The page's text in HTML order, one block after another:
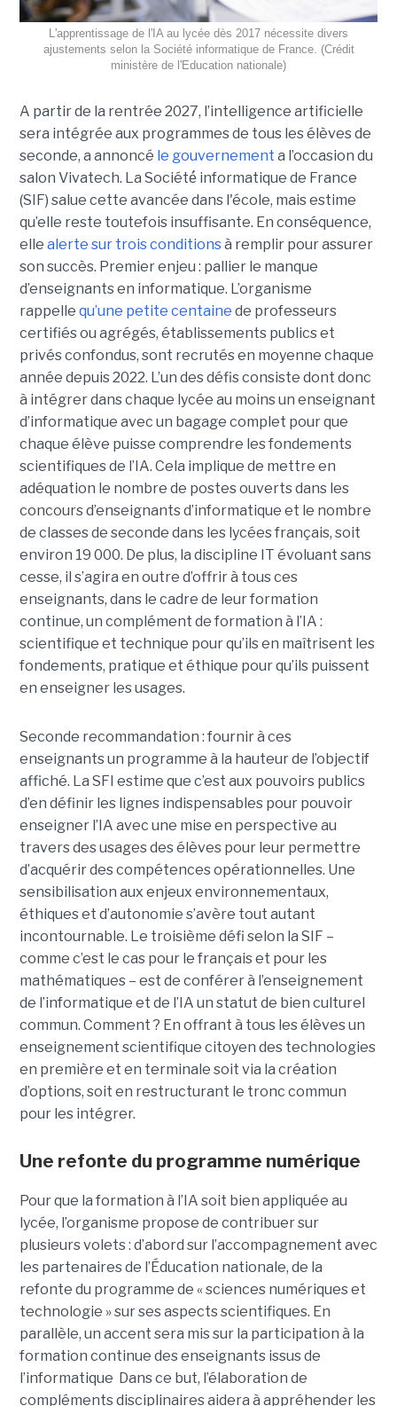
L'apprentissage de l'IA au lycée dès 2017 nécessite divers
ajustements selon la Société informatique de France. (Crédit
ministère de l'Education nationale)
A partir de la rentrée 2027, l’intelligence artificielle
sera intégrée aux programmes de tous les élèves de
seconde, a annoncé le gouvernement a l’occasion du
salon Vivatech. La Société́ informatique de France
(SIF) salue cette avancée dans l'école, mais estime
qu’elle reste toutefois insuffisante. En conséquence,
elle alerte sur trois conditionsà remplir pour assurer
son succès. Premier enjeu : pallier le manque
d’enseignants en informatique. L’organisme
rappelle qu’une petite centaine de professeurs
certifiés ou agrégés, établissements publics et
privés confondus, sont recrutés en moyenne chaque
année depuis 2022. L’un des défis consiste dont donc
à intégrer dans chaque lycée au moins un enseignant
d’informatique avec un bagage complet pour que
chaque élève puisse comprendre les fondements
scientifiques de l’IA. Cela implique de mettre en
adéquation le nombre de postes ouverts dans les
concours d’enseignants d’informatique et le nombre
de classes de seconde dans les lycées français, soit
environ 19 000. De plus, la discipline IT évoluant sans
cesse, il s’agira en outre d’offrir à tous ces
enseignants, dans le cadre de leur formation
continue, un complément de formation à l’IA :
scientifique et technique pour qu’ils en maîtrisent les
fondements, pratique et éthique pour qu’ils puissent
en enseigner les usages.
Seconde recommandation : fournir à ces
enseignants un programme à la hauteur de l’objectif
affiché. La SFI estime que c’est aux pouvoirs publics
d’en définir les lignes indispensables pour pouvoir
enseigner l’IA avec une mise en perspective au
travers des usages des élèves pour leur permettre
d’acquérir des compétences opérationnelles. Une
sensibilisation aux enjeux environnementaux,
éthiques et d’autonomie s’avère tout autant
incontournable. Le troisième défi selon la SIF –
comme c’est le cas pour le français et pour les
mathématiques – est de conférer à l’enseignement
de l’informatique et de l’IA un statut de bien culturel
commun. Comment ? En offrant à tous les élèves un
enseignement scientifique citoyen des technologies
en première et en terminale soit via la création
d’options, soit en restructurant le tronc commun
pour les intégrer.
Une refonte du programme numérique
Pour que la formation à l’IA soit bien appliquée au
lycée, l’organisme propose de contribuer sur
plusieurs volets : d’abord sur l’accompagnement avec
les partenaires de l’Éducation nationale, de la
refonte du programme de « sciences numériques et
technologie » sur ses aspects scientifiques. En
parallèle, un accent sera mis sur la participation à la
formation continue des enseignants issus de
l’informatique Dans ce but, l’élaboration de
compléments disciplinaires aidera à appréhender les